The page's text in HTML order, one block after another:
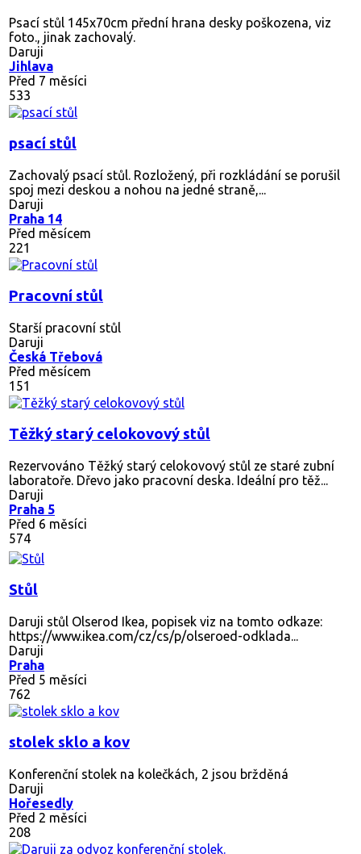
Psací stůl 145x70cm přední hrana desky poškozena, viz
foto., jinak zachovalý.
Daruji
Jihlava
Před 7 měsíci
533
psací stůl
Zachovalý psací stůl. Rozložený, při rozkládání se porušil
spoj mezi deskou a nohou na jedné straně,...
Daruji
Praha 14
Před měsícem
221
Pracovní stůl
Starší pracovní stůl
Daruji
Česká Třebová
Před měsícem
151
Těžký starý celokovový stůl
Rezervováno Těžký starý celokovový stůl ze staré zubní
laboratoře. Dřevo jako pracovní deska. Ideální pro těž...
Daruji
Praha 5
Před 6 měsíci
574
Stůl
Daruji stůl Olserod Ikea, popisek viz na tomto odkaze:
https://www.ikea.com/cz/cs/p/olseroed-odklada...
Daruji
Praha
Před 5 měsíci
762
stolek sklo a kov
Konferenční stolek na kolečkách, 2 jsou bržděná
Daruji
Hořesedly
Před 2 měsíci
208